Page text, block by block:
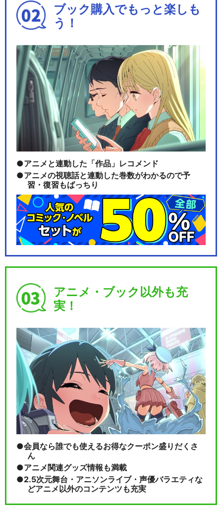
デュエル・マスターズ キング
MAX
デュエル・マスターズ WIN
デュエル・マスターズWIN 決
闘学園編
水…
死…
閉じる
ブック購入でもっと楽しも
う！
アニメと連動した「作品」レコメンド
アニメの視聴話と連動した巻数がわかるので予
習・復習もばっちり
アニメ・ブック以外も充
実！
会員なら誰でも使えるお得なクーポン盛りだくさ
ん
アニメ関連グッズ情報も満載
2.5次元舞台・アニソンライブ・声優バラエティな
どアニメ以外のコンテンツも充実